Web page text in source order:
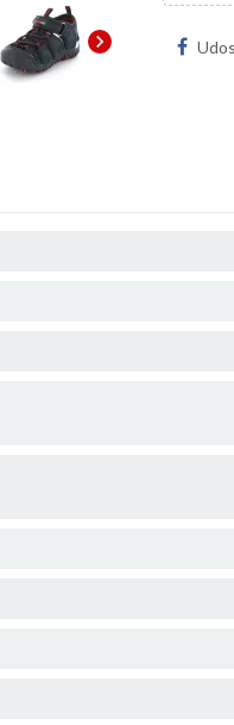
chevron_right